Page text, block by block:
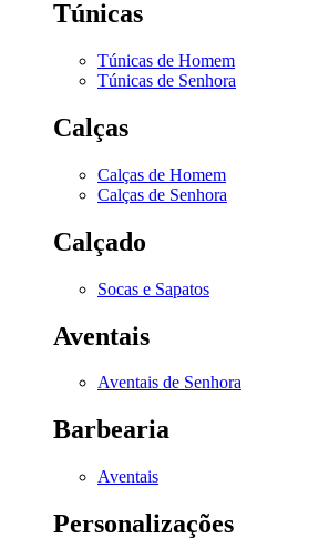
Túnicas
Túnicas de Homem
Túnicas de Senhora
Calças
Calças de Homem
Calças de Senhora
Calçado
Socas e Sapatos
Aventais
Aventais de Senhora
Barbearia
Aventais
Personalizações